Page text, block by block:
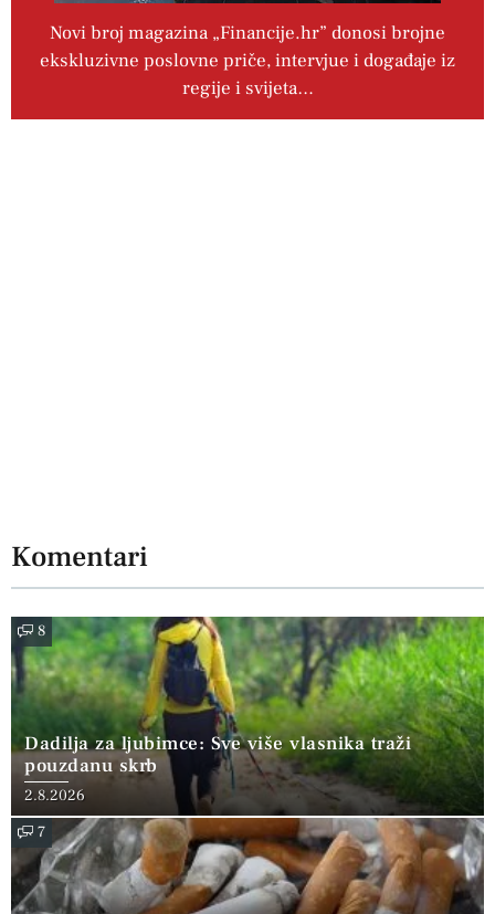
Novi broj magazina „Financije.hr” donosi brojne
ekskluzivne poslovne priče, intervjue i događaje iz
regije i svijeta…
Komentari
8
Dadilja za ljubimce: Sve više vlasnika traži
pouzdanu skrb
2.8.2026
7